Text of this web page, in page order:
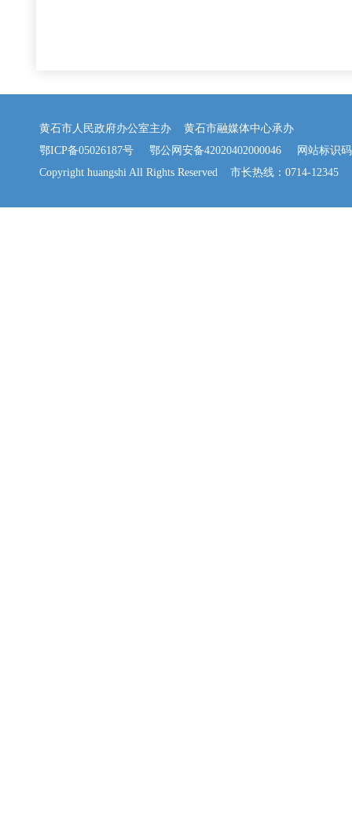
黄石市人民政府办公室主办 黄石市融媒体中心承办
鄂ICP备05026187号
鄂公网安备42020402000046 网站标识码
Copyright huangshi All Rights Reserved 市长热线：0714-12345